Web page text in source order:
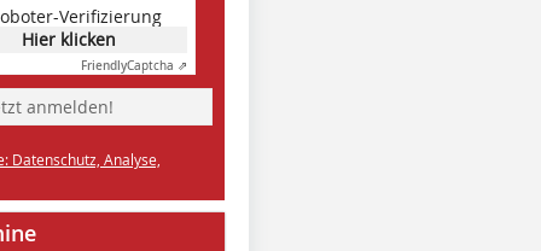
Verifizierung
Hier klicken
FriendlyCaptcha ⇗
anmelden!
Datenschutz, Analyse,